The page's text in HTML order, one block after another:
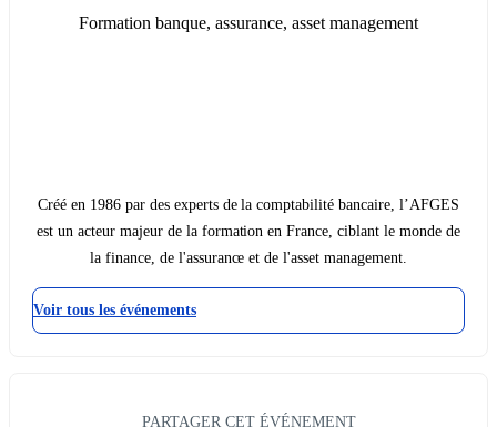
Formation banque, assurance, asset management
Créé en 1986 par des experts de la comptabilité bancaire, l’AFGES
est un acteur majeur de la formation en France, ciblant le monde de
la finance, de l'assurance et de l'asset management.
Voir tous les événements
PARTAGER CET ÉVÉNEMENT